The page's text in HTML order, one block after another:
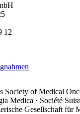
12
of Medical
Medica · Société
Gesellschaft für